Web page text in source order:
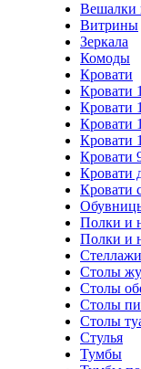
Вешалки
Витрины
Зеркала
Комоды
Кровати
Кровати
Кровати
Кровати
Кровати
Кровати
Кровати
Кровати
Полки и
Полки и
Столы
Столы
Столы
Столы
Стулья
Тумбы